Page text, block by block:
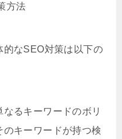
方法
的なSEO対策は以下の
るキーワードのボリ
のキーワードが持つ検